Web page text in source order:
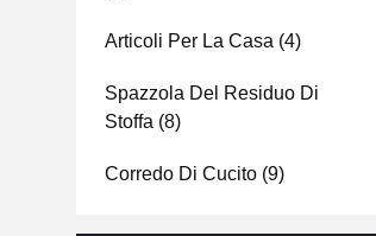
Articoli Per La Casa (4)
Spazzola Del Residuo Di
Stoffa (8)
Corredo Di Cucito (9)